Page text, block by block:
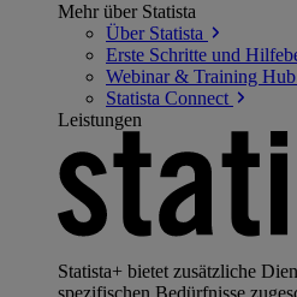
Mehr über Statista
Über Statista
Erste Schritte und
Webinar & Training Hub
Statista Connect
Leistungen
Statista+ bietet zusätzliche
spezifischen Bedürfnisse